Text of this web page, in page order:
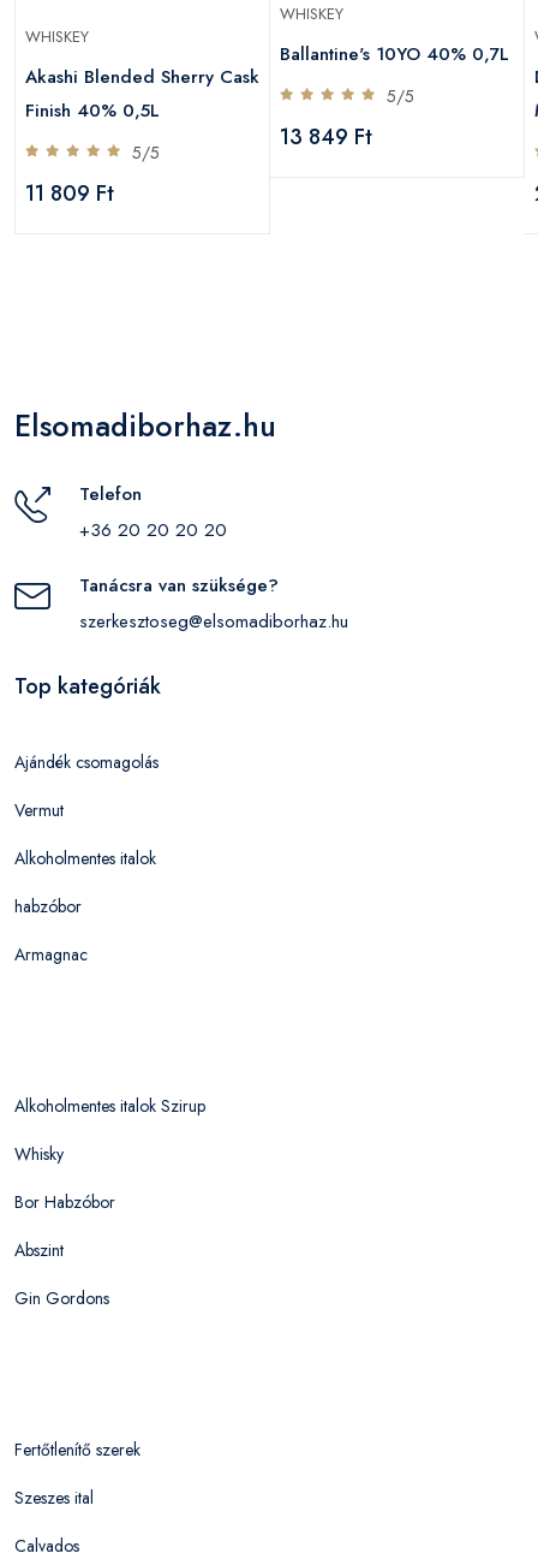
WHISKEY
Akashi Blended Sherry Cask
Finish 40% 0,5L
5/5
11 809 Ft
WHISKEY
Ballantine's 10YO 40% 0,7L
5/5
13 849 Ft
Elsomadiborhaz.hu
Telefon
+36 20 20 20 20
Tanácsra van szüksége?
szerkesztoseg@elsomadiborhaz.hu
Top kategóriák
Ajándék csomagolás
Vermut
Alkoholmentes italok
habzóbor
Armagnac
Alkoholmentes italok Szirup
Whisky
Bor Habzóbor
Abszint
Gin Gordons
Fertőtlenítő szerek
Szeszes ital
Calvados